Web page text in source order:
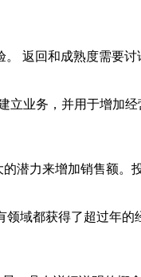
返回和成熟度需要讨
业务，并用于增加
潜力来增加销售额。
域都获得了超过年的